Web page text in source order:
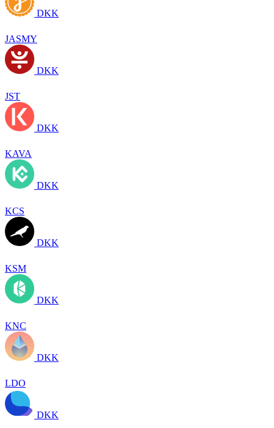
DKK
JASMY
DKK
JST
DKK
KAVA
DKK
KCS
DKK
KSM
DKK
KNC
DKK
LDO
DKK